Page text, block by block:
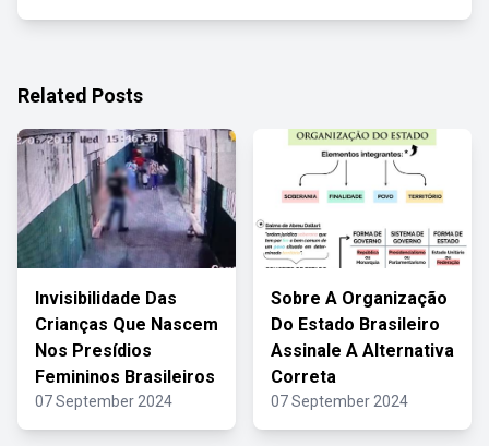
Related Posts
Invisibilidade Das
Crianças Que Nascem
Nos Presídios
Femininos Brasileiros
07 September 2024
Sobre A Organização
Do Estado Brasileiro
Assinale A Alternativa
Correta
07 September 2024